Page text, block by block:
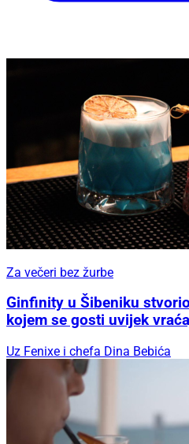
Za večeri bez žurbe
Ginfinity u Šibeniku
kojem se gosti uvijek
Uz Fenixe i chefa Dina Bebića